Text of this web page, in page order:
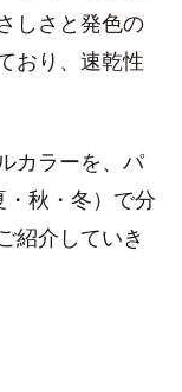
しさと発色の
おり、速乾性
カラーを、パ
秋・冬）で分
紹介していき